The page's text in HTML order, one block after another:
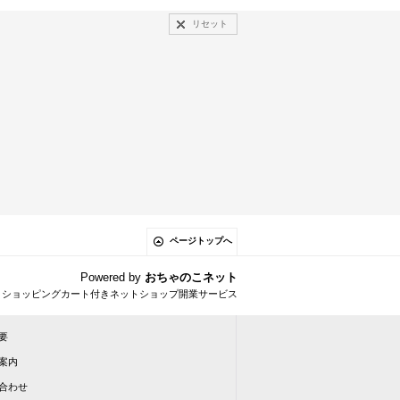
リセット
ページトップへ
Powered by おちゃのこネット
ョッピングカート付きネットショップ開業サービス
内
わせ